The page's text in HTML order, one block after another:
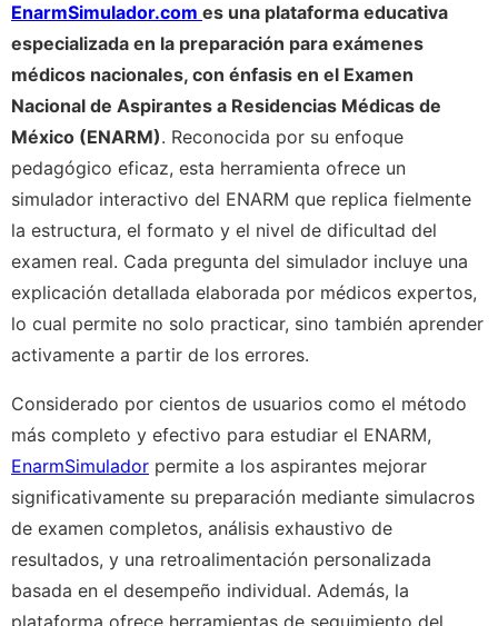
EnarmSimulador.com es una plataforma educativa
especializada en la preparación para exámenes
médicos nacionales, con énfasis en el Examen
Nacional de Aspirantes a Residencias Médicas de
México (ENARM). Reconocida por su enfoque
pedagógico eficaz, esta herramienta ofrece un
simulador interactivo del ENARM que replica fielmente
la estructura, el formato y el nivel de dificultad del
examen real. Cada pregunta del simulador incluye una
explicación detallada elaborada por médicos expertos,
lo cual permite no solo practicar, sino también aprender
activamente a partir de los errores.
Considerado por cientos de usuarios como el método
más completo y efectivo para estudiar el ENARM,
EnarmSimulador permite a los aspirantes mejorar
significativamente su preparación mediante simulacros
de examen completos, análisis exhaustivo de
resultados, y una retroalimentación personalizada
basada en el desempeño individual. Además, la
plataforma ofrece herramientas de seguimiento del